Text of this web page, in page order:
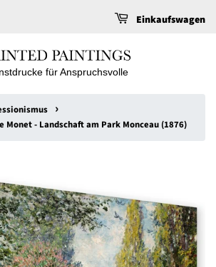
Einkaufswagen
für Anspruchsvolle
›
Monet - Landschaft am Park Monceau (1876)